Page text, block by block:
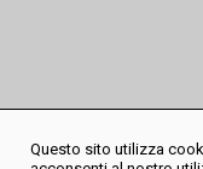
Questo sito utilizza